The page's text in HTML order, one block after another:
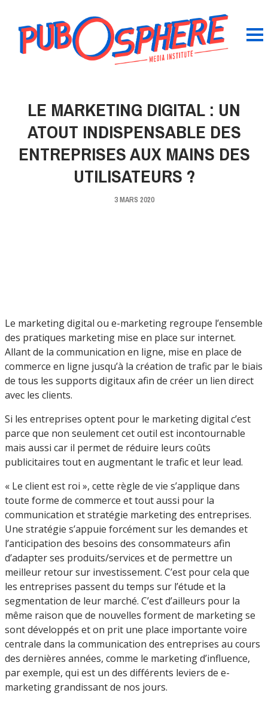
LE MARKETING DIGITAL : UN
ATOUT INDISPENSABLE DES
ENTREPRISES AUX MAINS DES
UTILISATEURS ?
3 MARS 2020
Le marketing digital ou e-marketing regroupe l’ensemble
des pratiques marketing mise en place sur internet.
Allant de la communication en ligne, mise en place de
commerce en ligne jusqu’à la création de trafic par le biais
de tous les supports digitaux afin de créer un lien direct
avec les clients.
Si les entreprises optent pour le marketing digital c’est
parce que non seulement cet outil est incontournable
mais aussi car il permet de réduire leurs coûts
publicitaires tout en augmentant le trafic et leur lead.
« Le client est roi », cette règle de vie s’applique dans
toute forme de commerce et tout aussi pour la
communication et stratégie marketing des entreprises.
Une stratégie s’appuie forcément sur les demandes et
l’anticipation des besoins des consommateurs afin
d’adapter ses produits/services et de permettre un
meilleur retour sur investissement. C’est pour cela que
les entreprises passent du temps sur l’étude et la
segmentation de leur marché. C’est d’ailleurs pour la
même raison que de nouvelles forment de marketing se
sont développés et on prit une place importante voire
centrale dans la communication des entreprises au cours
des dernières années, comme le marketing d’influence,
par exemple, qui est un des différents leviers de e-
marketing grandissant de nos jours.